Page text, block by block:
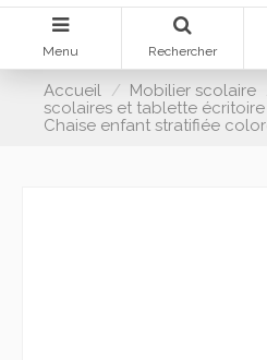
Menu Rechercher
Accueil Mobilier scolaire
scolaires et tablette écritoire
Chaise enfant stratifiée